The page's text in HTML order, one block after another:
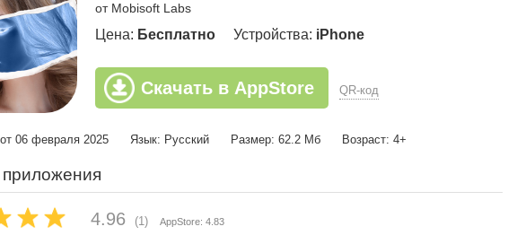
от Mobisoft Labs
Цена: Бесплатно Устройства: iPhone
Скачать в AppStore QR-код
06 февраля 2025 Язык: Русский Размер: 62.2 Мб Возраст: 4+
приложения
4.96 (1) AppStore: 4.83